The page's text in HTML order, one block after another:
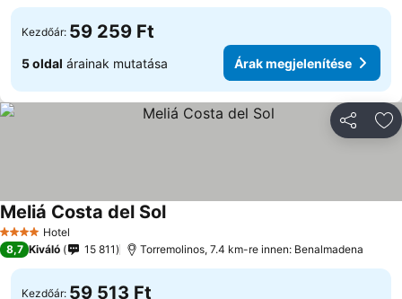
Kezdőár: 59 259 Ft
5 oldal árainak mutatása Árak megjelenítése
4 KategóriaHotel
Meliá Costa del Sol
8,7 Kiváló 15 811 Torremolinos, 7.4 km-re innen: Benalmadena
Kezdőár: 59 513 Ft